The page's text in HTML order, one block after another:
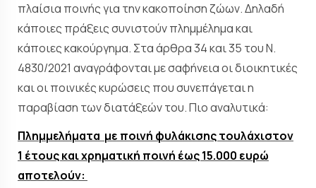
πλαίσια ποινής για την κακοποίηση ζώων. Δηλαδή
κάποιες πράξεις συνιστούν πλημμέλημα και
κάποιες κακούργημα. Στα άρθρα 34 και 35 του Ν.
4830/2021 αναγράφονται με σαφήνεια οι διοικητικές
και οι ποινικές κυρώσεις που συνεπάγεται η
παραβίαση των διατάξεών του. Πιο αναλυτικά:
Πλημμελήματα με ποινή φυλάκισης τουλάχιστον
1 έτους και χρηματική ποινή έως 15.000 ευρώ
αποτελούν: